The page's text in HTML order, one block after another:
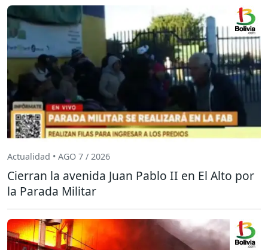
Actualidad • AGO 7 / 2026
Cierran la avenida Juan Pablo II en El Alto por
la Parada Militar